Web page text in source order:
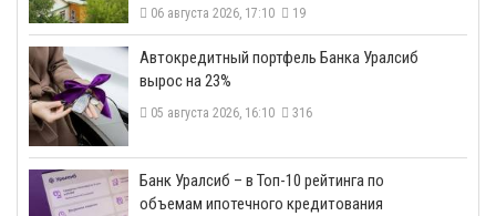
06 августа 2026, 17:10 19
​Автокредитный портфель Банка Уралсиб
вырос на 23%
05 августа 2026, 16:10 316
​Банк Уралсиб – в Топ-10 рейтинга по
объемам ипотечного кредитования